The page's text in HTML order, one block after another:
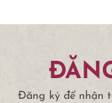
Đăng ký để nhận